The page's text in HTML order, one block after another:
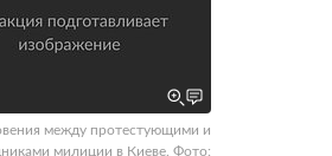
между протестующими и
милиции в Киеве. Фото: